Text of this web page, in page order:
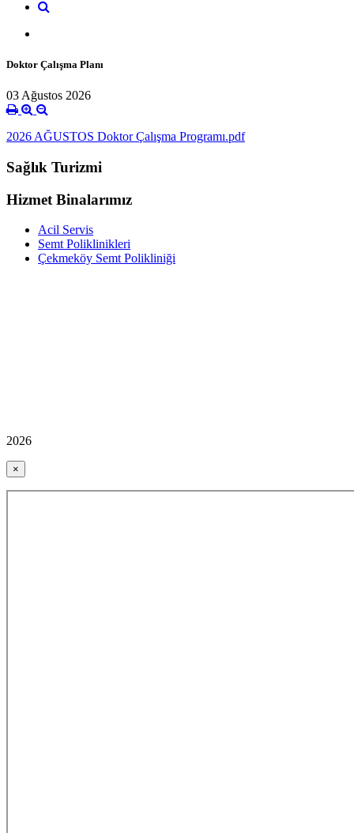
Doktor Çalışma Planı
03 Ağustos 2026
2026 AĞUSTOS Doktor Çalışma Programı.pdf
Sağlık Turizmi
Hizmet Binalarımız
Acil Servis
Semt Poliklinikleri
Çekmeköy Semt Polikliniği
2026
×